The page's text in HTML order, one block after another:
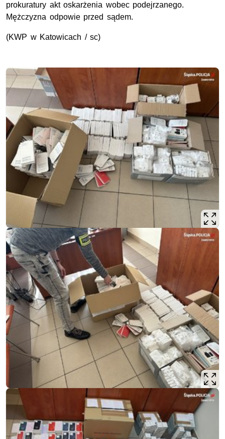
prokuratury akt oskarżenia wobec podejrzanego.
Mężczyzna odpowie przed sądem.
(KWP w Katowicach / sc)